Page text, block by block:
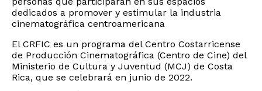
dedicados a promover y estimular la industria
cinematográfica centroamericana
El CRFIC es un programa del Centro Costarricense
de Producción Cinematográfica (Centro de Cine) del
Ministerio de Cultura y Juventud (MCJ) de Costa
Rica, que se celebrará en junio de 2022.